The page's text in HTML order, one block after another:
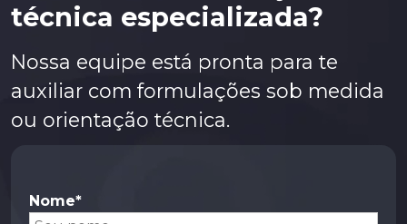
técnica especializada?
Nossa equipe está pronta para te
auxiliar com formulações sob medida
ou orientação técnica.
Nome*